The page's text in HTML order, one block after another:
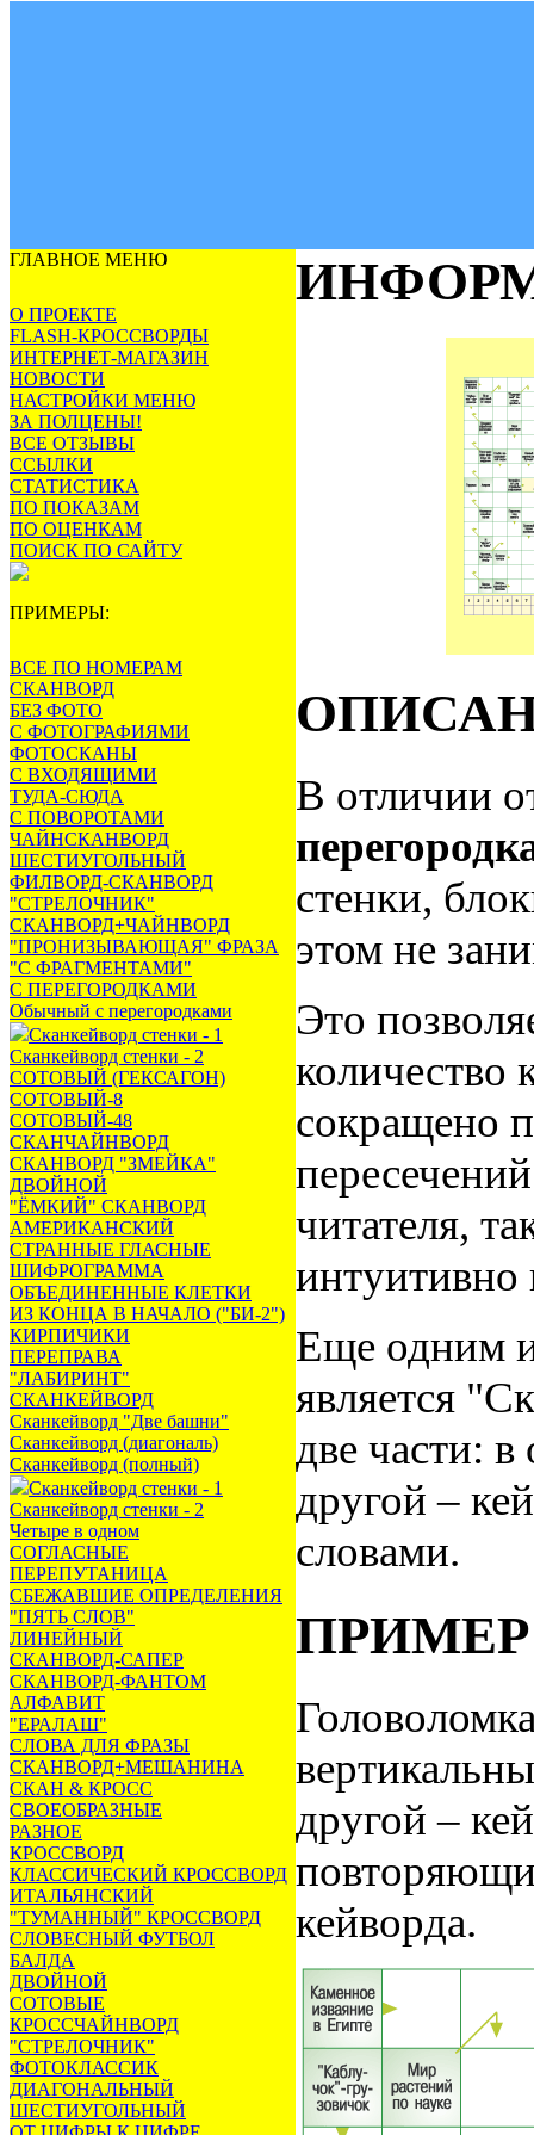
ГЛАВНОЕ МЕНЮ
О ПРОЕКТЕ
FLASH-КРОССВОРДЫ
ИНТЕРНЕТ-МАГАЗИН
НОВОСТИ
НАСТРОЙКИ МЕНЮ
ЗА ПОЛЦЕНЫ!
ВСЕ ОТЗЫВЫ
ССЫЛКИ
СТАТИСТИКА
ПО ПОКАЗАМ
ПО ОЦЕНКАМ
ПОИСК ПО САЙТУ
ПРИМЕРЫ:
ВСЕ ПО НОМЕРАМ
СКАНВОРД
БЕЗ ФОТО
С ФОТОГРАФИЯМИ
ФОТОСКАНЫ
С ВХОДЯЩИМИ
ТУДА-СЮДА
С ПОВОРОТАМИ
ЧАЙНСКАНВОРД
ШЕСТИУГОЛЬНЫЙ
ФИЛВОРД-СКАНВОРД
"СТРЕЛОЧНИК"
СКАНВОРД+ЧАЙНВОРД
"ПРОНИЗЫВАЮЩАЯ" ФРАЗА
"С ФРАГМЕНТАМИ"
С ПЕРЕГОРОДКАМИ
Обычный с перегородками
Сканкейворд стенки - 1
Сканкейворд стенки - 2
СОТОВЫЙ (ГЕКСАГОН)
СОТОВЫЙ-8
СОТОВЫЙ-48
СКАНЧАЙНВОРД
СКАНВОРД "ЗМЕЙКА"
ДВОЙНОЙ
"ЁМКИЙ" СКАНВОРД
АМЕРИКАНСКИЙ
СТРАННЫЕ ГЛАСНЫЕ
ШИФРОГРАММА
ОБЪЕДИНЕННЫЕ КЛЕТКИ
ИЗ КОНЦА В НАЧАЛО ("БИ-2")
КИРПИЧИКИ
ПЕРЕПРАВА
"ЛАБИРИНТ"
СКАНКЕЙВОРД
Сканкейворд "Две башни"
Сканкейворд (диагональ)
Сканкейворд (полный)
Сканкейворд стенки - 1
Сканкейворд стенки - 2
Четыре в одном
СОГЛАСНЫЕ
ПЕРЕПУТАНИЦА
СБЕЖАВШИЕ ОПРЕДЕЛЕНИЯ
"ПЯТЬ СЛОВ"
ЛИНЕЙНЫЙ
СКАНВОРД-САПЕР
СКАНВОРД-ФАНТОМ
АЛФАВИТ
"ЕРАЛАШ"
СЛОВА ДЛЯ ФРАЗЫ
СКАНВОРД+МЕШАНИНА
СКАН & КРОСС
СВОЕОБРАЗНЫЕ
РАЗНОЕ
КРОССВОРД
КЛАССИЧЕСКИЙ КРОССВОРД
ИТАЛЬЯНСКИЙ
"ТУМАННЫЙ" КРОССВОРД
СЛОВЕСНЫЙ ФУТБОЛ
БАЛДА
ДВОЙНОЙ
СОТОВЫЕ
КРОССЧАЙНВОРД
"СТРЕЛОЧНИК"
ФОТОКЛАССИК
ДИАГОНАЛЬНЫЙ
ШЕСТИУГОЛЬНЫЙ
В отличии
стенки,
этом не
Это
количество
сокращено
читателя,
интуитивно
Еще одним
является
две части: в
другой –
словами.
ПРИМЕР
другой –
кейворда.